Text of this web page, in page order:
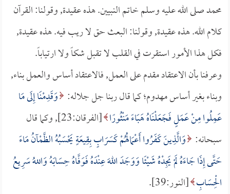
محمد صلى الله عليه وسلم خاتم النبيين. هذه عقيدة, وقولنا: القرآن
كلام الله. هذه عقيدة, وقولنا: البعث حق لا ريب فيه. هذه عقيدة,
فكل هذا الأمور استقرت في القلب لا تقبل شكاً ولا ارتياباً.
وعرفنا بأن الاعتقاد مقدم على العمل, فالاعتقاد أساس والعمل بناء,
وبناء بغير أساس مهدوم؛ كما قال ربنا جل جلاله: وَقَدِمْنَا إِلَى مَا
عَمِلُوا مِنْ عَمَلٍ فَجَعَلْنَاهُ هَبَاءً مَنْثُورًا
[الفرقان:23], وكما قال
سبحانه: وَالَّذِينَ كَفَرُوا أَعْمَالُهُمْ كَسَرَابٍ بِقِيعَةٍ يَحْسَبُهُ الظَّمْآنُ مَاءً
حَتَّى إِذَا جَاءَهُ لَمْ يَجِدْهُ شَيْئًا وَوَجَدَ اللهَ عِنْدَهُ فَوَفَّاهُ حِسَابَهُ وَاللهُ سَرِيعُ
الْحِسَابِ [النور:39].